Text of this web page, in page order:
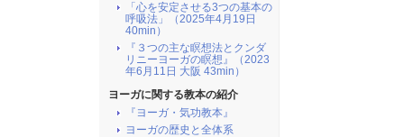
「心を安定させる3つの基本の
呼吸法」（2025年4月19日
40min）
『３つの主な瞑想法とクンダ
リニーヨーガの瞑想』（2023
年6月11日 大阪 43min）
ヨーガに関する教本の紹介
『ヨーガ・気功教本』
ヨーガの歴史と全体系